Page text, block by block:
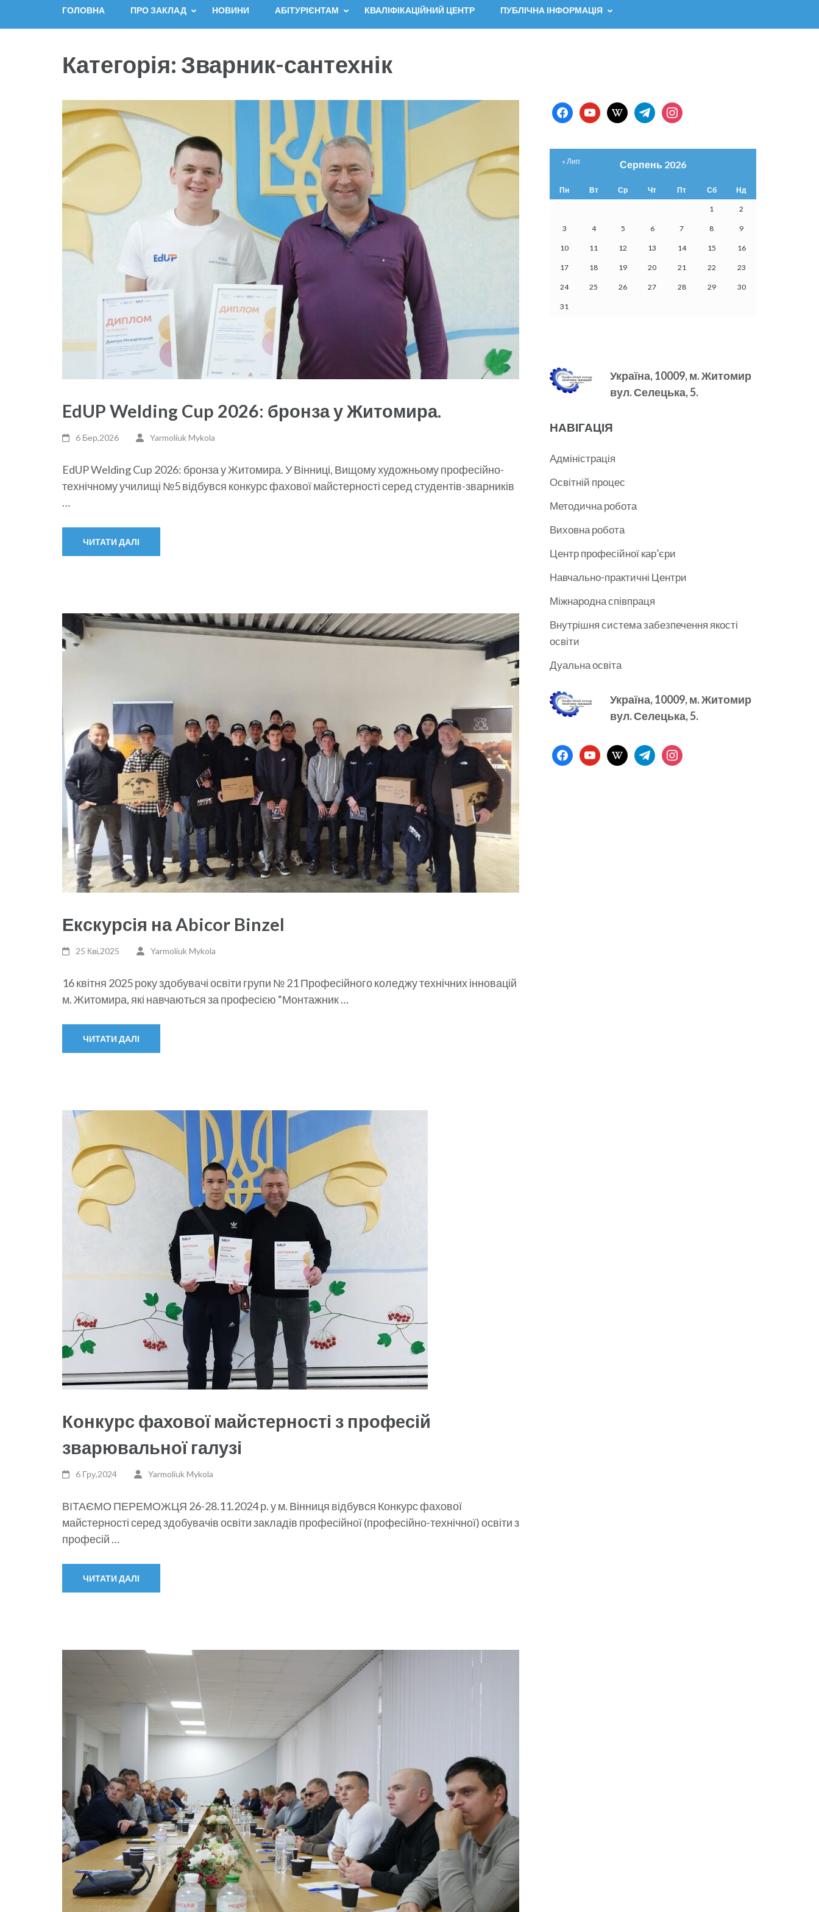
ГОЛОВНА ПРО ЗАКЛАД НОВИНИ АБІТУРІЄНТАМ КВАЛІФІКАЦІЙНИЙ ЦЕНТР ПУБЛІЧНА ІНФОРМАЦІЯ
Категорія: Зварник-сантехнік
EdUP Welding Cup 2026: бронза у Житомира.
6 Бер,2026 Yarmoliuk Mykola
EdUP Welding Cup 2026: бронза у Житомира. У Вінниці, Вищому художньому професійно-
технічному училищі №5 відбувся конкурс фахової майстерності серед студентів-зварників
…
ЧИТАТИ ДАЛІ
Екскурсія на Abicor Binzel
25 Кві,2025 Yarmoliuk Mykola
16 квітня 2025 року здобувачі освіти групи № 21 Професійного коледжу технічних інновацій
м. Житомира, які навчаються за професією “Монтажник …
ЧИТАТИ ДАЛІ
Конкурс фахової майстерності з професій
зварювальної галузі
6 Гру,2024 Yarmoliuk Mykola
ВІТАЄМО ПЕРЕМОЖЦЯ 26-28.11.2024 р. у м. Вінниця відбувся Конкурс фахової
майстерності серед здобувачів освіти закладів професійної (професійно-технічної) освіти з
професій …
ЧИТАТИ ДАЛІ
facebookyoutubewikipediatelegraminstagram
Серпень 2026
Пн Вт Ср Чт Пт Сб Нд
1 2
3 4 5 6 7 8 9
10 11 12 13 14 15 16
17 18 19 20 21 22 23
24 25 26 27 28 29 30
31
« Лип
Україна, 10009, м.Житомир
вул. Селецька, 5.
НАВІГАЦІЯ
Адміністрація
Освітній процес
Методична робота
Виховна робота
Центр професійної кар’єри
Навчально-практичні Центри
Міжнародна співпраця
Внутрішня система забезпечення якості
освіти
Дуальна освіта
Україна, 10009, м.Житомир
вул. Селецька, 5.
facebookyoutubewikipediatelegraminstagram